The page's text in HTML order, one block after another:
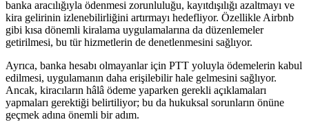
banka aracılığıyla ödenmesi zorunluluğu, kayıtdışılığı azaltmayı‍ ve
kira gelirinin izlenebilirliğini artırmayı hedefliyor. Özellikle Airbnb
gibi kısa dönemli kiralama uygulamalarına da düzenlemeler
getirilmesi, bu tür hizmetlerin de denetlenmesini sağlıyor.
Ayrıca, banka⁣ hesabı olmayanlar için PTT yoluyla⁢ ödemelerin⁣ kabul
edilmesi, uygulamanın daha erişilebilir hale‌ gelmesini sağlıyor.
Ancak, kiracıların hâlâ ödeme yaparken gerekli ‍açıklamaları
yapmaları gerektiği belirtiliyor; bu da hukuksal sorunların önüne
‍geçmek adına önemli bir adım.